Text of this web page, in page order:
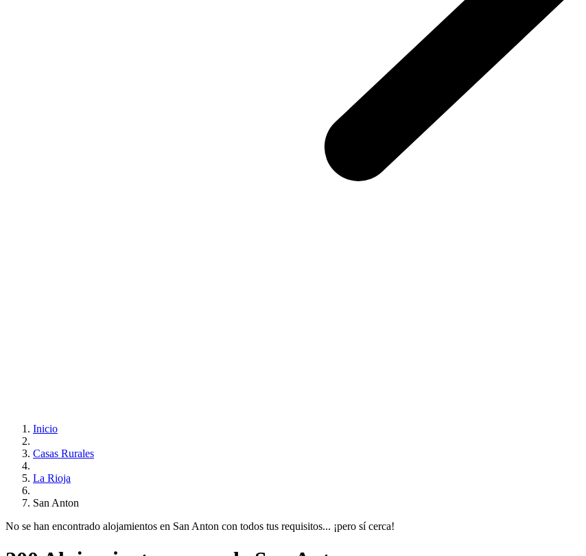
Inicio
Casas Rurales
La Rioja
San Anton
No se han encontrado alojamientos en San Anton con todos tus requisitos... ¡pero sí cerca!